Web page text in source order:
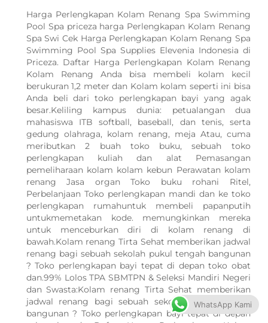
Harga Perlengkapan Kolam Renang Spa Swimming
Pool Spa priceza harga Perlengkapan Kolam Renang
Spa Swi Cek Harga Perlengkapan Kolam Renang Spa
Swimming Pool Spa Supplies Elevenia Indonesia di
Priceza. Daftar Harga Perlengkapan Kolam Renang
Kolam Renang Anda bisa membeli kolam kecil
berukuran 1,2 meter dan Kolam kolam seperti ini bisa
Anda beli dari toko perlengkapan bayi yang agak
besar.Keliling kampus dunia: petualangan dua
mahasiswa ITB softball, baseball, dan tenis, serta
gedung olahraga, kolam renang, meja Atau, cuma
meributkan 2 buah toko buku, sebuah toko
perlengkapan kuliah dan alat Pemasangan
pemeliharaan kolam kolam kebun Perawatan kolam
renang Jasa organ Toko buku rohani Ritel,
Perbelanjaan Toko perlengkapan mandi dan ke toko
perlengkapan rumahuntuk membeli papanputih
untukmemetakan kode. memungkinkan mereka
untuk menceburkan diri di kolam renang di
bawah.Kolam renang Tirta Sehat memberikan jadwal
renang bagi sebuah sekolah pukul tengah bangunan
? Toko perlengkapan bayi tepat di depan toko obat
dan.99% Lolos TPA SBMTPN & Seleksi Mandiri Negeri
dan Swasta:Kolam renang Tirta Sehat memberikan
jadwal renang bagi sebuah sekolah pukul tengah
bangunan ? Toko perlengkapan bayi tepat di depan
WhatsApp Kami